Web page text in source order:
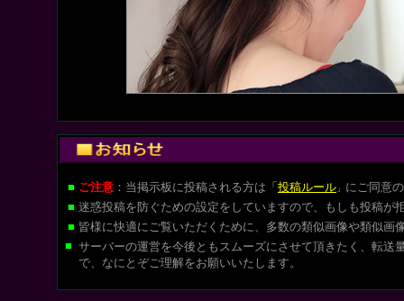
■ ご注意 ：当掲示板に投稿される方は 「 投稿ルール 」 にご同意
■ 迷惑投稿を防ぐための設定をしていますので、もしも投稿が
■ 皆様に快適にご覧いただくために、多数の類似画像や類似
■ サーバーの運営を今後ともスムーズにさせて頂きたく、転
で、なにとぞご理解をお願いいたします。